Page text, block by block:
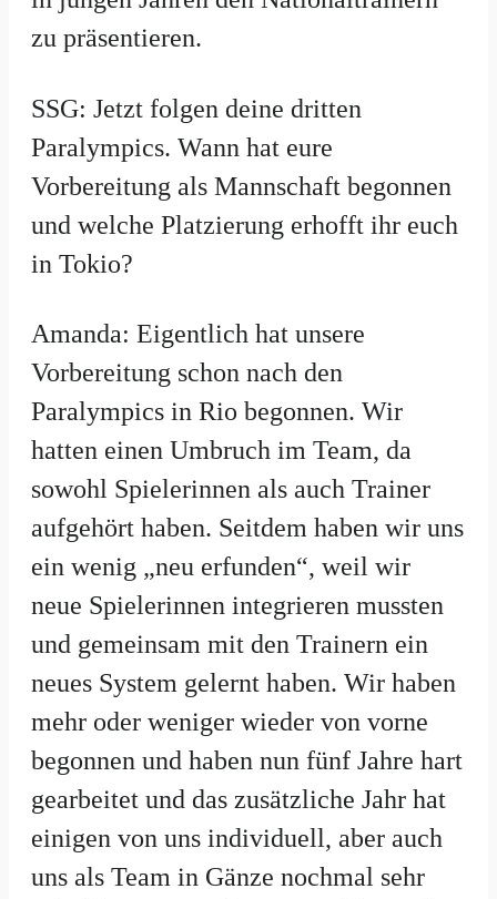
zu präsentieren.
SSG: Jetzt folgen deine dritten
Paralympics. Wann hat eure
Vorbereitung als Mannschaft begonnen
und welche Platzierung erhofft ihr euch
in Tokio?
Amanda: Eigentlich hat unsere
Vorbereitung schon nach den
Paralympics in Rio begonnen. Wir
hatten einen Umbruch im Team, da
sowohl Spielerinnen als auch Trainer
aufgehört haben. Seitdem haben wir uns
ein wenig „neu erfunden“, weil wir
neue Spielerinnen integrieren mussten
und gemeinsam mit den Trainern ein
neues System gelernt haben. Wir haben
mehr oder weniger wieder von vorne
begonnen und haben nun fünf Jahre hart
gearbeitet und das zusätzliche Jahr hat
einigen von uns individuell, aber auch
uns als Team in Gänze nochmal sehr